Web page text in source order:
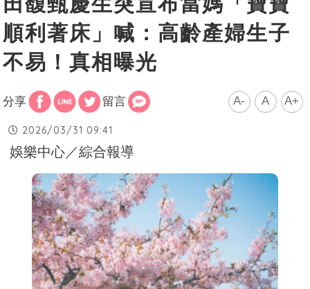
順利著床」喊：高齡產婦生子
不易！真相曝光
分享 留言 A- A A+
2026/03/31 09:41
娛樂中心／綜合報導